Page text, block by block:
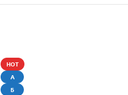
HOT
А
Б